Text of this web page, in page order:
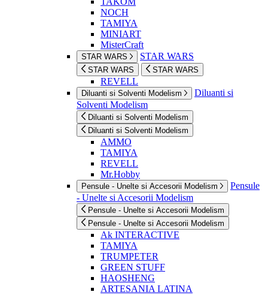
NOCH
TAMIYA
MINIART
MisterCraft
STAR WARS STAR WARS
STAR WARS STAR WARS
REVELL
Diluanti si Solventi Modelism
Diluanti si
Solventi Modelism
Diluanti si Solventi Modelism
Diluanti si Solventi Modelism
AMMO
TAMIYA
REVELL
Mr.Hobby
Pensule - Unelte si Accesorii Modelism
Pensule
- Unelte si Accesorii Modelism
Pensule - Unelte si Accesorii Modelism
Pensule - Unelte si Accesorii Modelism
Ak INTERACTIVE
TAMIYA
TRUMPETER
GREEN STUFF
HAOSHENG
ARTESANIA LATINA